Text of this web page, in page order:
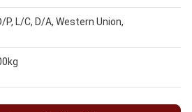
P, L/C, D/A, Western Union,